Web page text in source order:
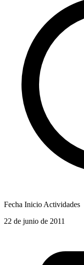
Fecha Inicio Actividades
22 de junio de 2011